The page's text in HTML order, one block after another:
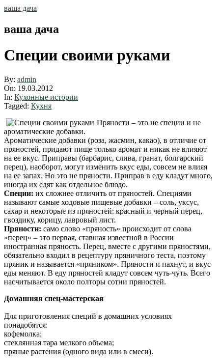
Skip
ваша дача
ваша дача
Специи своими руками
By: admin
On: 19.03.2012
In: Кухонные истории
Tagged: Кухня
Пряности – это не специи и не
ароматические добавки.
Ароматические добавки (роза, жасмин, какао), в отличие от
пряностей, придают пище только аромат и никак не влияют
на ее вкус. Приправы (барбарис, слива, гранат, болгарский
перец), наоборот, могут изменить вкус еды, совсем не влияя
на ее запах. Но это не пряности. Приправ в еду кладут много,
иногда их едят как отдельное блюдо.
Специи: их сложнее отличить от пряностей. Специями
называют самые ходовые пищевые добавки – соль, уксус,
сахар и некоторые из пряностей: красный и черный перец,
гвоздику, корицу, лавровый лист.
Пряности: само слово «пряность» происходит от слова
«перец» – это первая, ставшая известной в России
иностранная пряность. Перец, вместе с другими пряностями,
обязательно входил в рецептуру пряничного теста, поэтому
пряник и называется «пряником». Пряности и пахнут, и вкус
еды меняют. В еду пряностей кладут совсем чуть-чуть. Всего
насчитывается около полторы сотни пряностей.
Домашняя спец-мастерская
Для приготовления специй в домашних условиях
понадобятся:
кофемолка;
стеклянная тара мелкого объема;
пряные растения (одного вида или в смеси).